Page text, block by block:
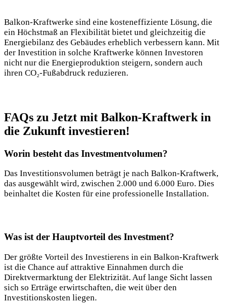
Balkon-Kraftwerke sind eine kosteneffiziente Lösung, die
ein Höchstmaß an Flexibilität bietet und gleichzeitig die
Energiebilanz des Gebäudes erheblich verbessern kann. Mit
der Investition in solche Kraftwerke können Investoren
nicht nur die Energieproduktion steigern, sondern auch
ihren CO₂-Fußabdruck reduzieren.
FAQs zu Jetzt mit Balkon-Kraftwerk in
die Zukunft investieren!
Worin besteht das Investmentvolumen?
Das Investitionsvolumen beträgt je nach Balkon-Kraftwerk,
das ausgewählt wird, zwischen 2.000 und 6.000 Euro. Dies
beinhaltet die Kosten für eine professionelle Installation.
Was ist der Hauptvorteil des Investment?
Der größte Vorteil des Investierens in ein Balkon-Kraftwerk
ist die Chance auf attraktive Einnahmen durch die
Direktvermarktung der Elektrizität. Auf lange Sicht lassen
sich so Erträge erwirtschaften, die weit über den
Investitionskosten liegen.